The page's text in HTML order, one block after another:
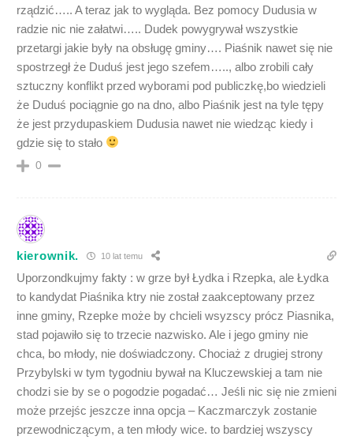
rządzić….. A teraz jak to wygląda. Bez pomocy Dudusia w
radzie nic nie załatwi….. Dudek powygrywał wszystkie
przetargi jakie były na obsługę gminy…. Piaśnik nawet się nie
spostrzegł że Duduś jest jego szefem….., albo zrobili cały
sztuczny konflikt przed wyborami pod publiczkę,bo wiedzieli
że Duduś pociągnie go na dno, albo Piaśnik jest na tyle tępy
że jest przydupaskiem Dudusia nawet nie wiedząc kiedy i
gdzie się to stało
0
kierownik. 10 lat temu
Uporzondkujmy fakty : w grze był Łydka i Rzepka, ale Łydka
to kandydat Piaśnika ktry nie został zaakceptowany przez
inne gminy, Rzepke może by chcieli wsyzscy prócz Piasnika,
stad pojawiło się to trzecie nazwisko. Ale i jego gminy nie
chca, bo młody, nie doświadczony. Chociaż z drugiej strony
Przybylski w tym tygodniu bywał na Kluczewskiej a tam nie
chodzi sie by se o pogodzie pogadać… Jeśli nic się nie zmieni
może przejśc jeszcze inna opcja – Kaczmarczyk zostanie
przewodniczącym, a ten młody wice. to bardziej wszyscy